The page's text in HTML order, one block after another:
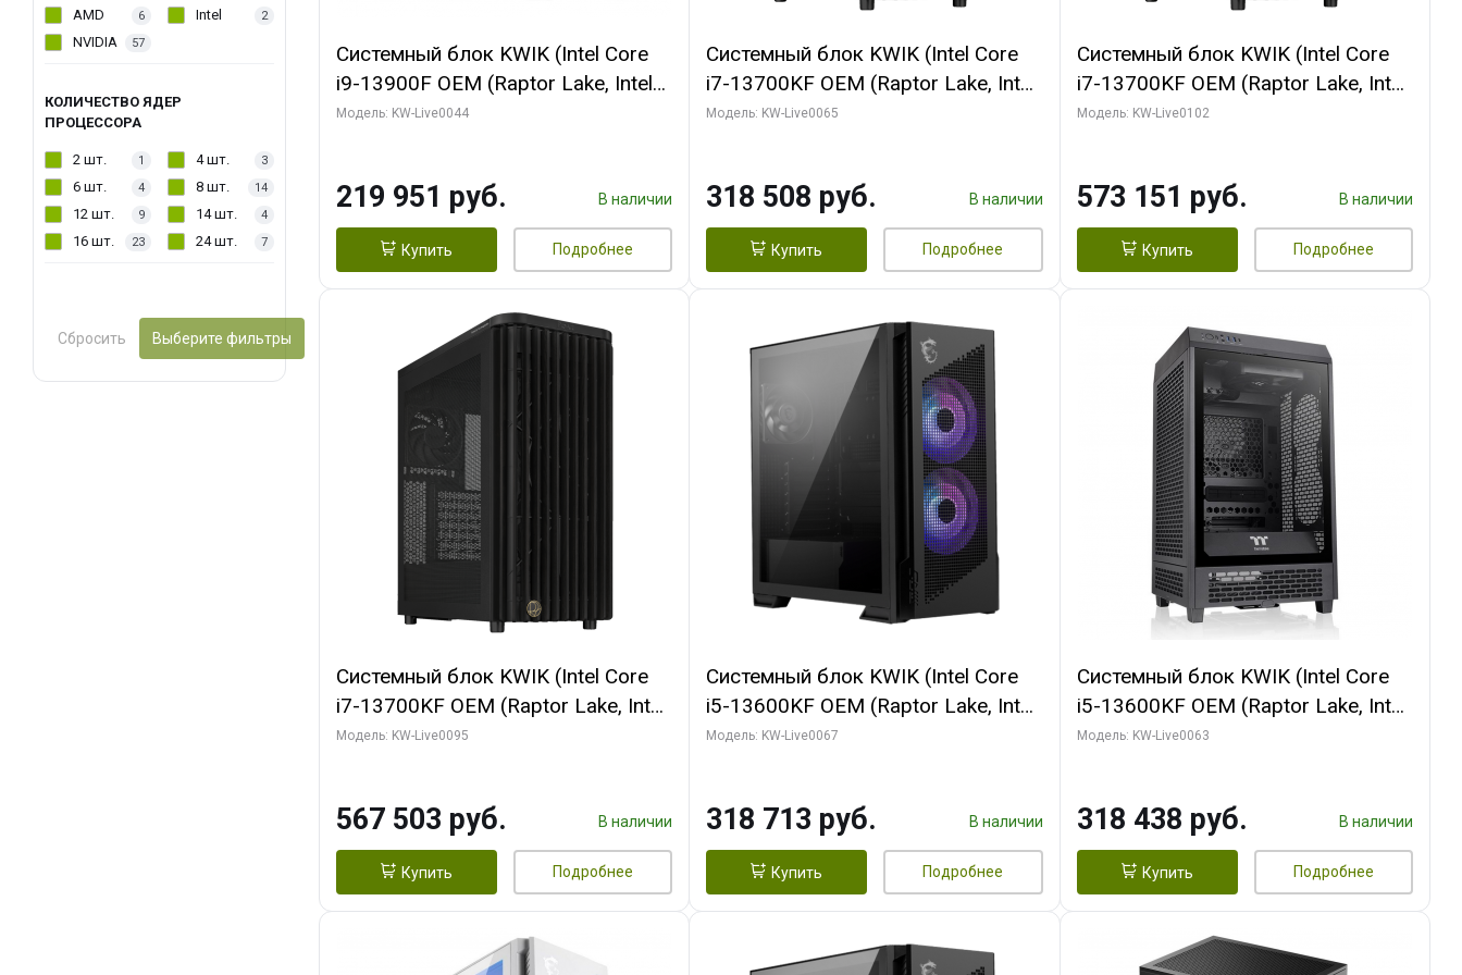
AMD 6 Intel 2
NVIDIA 57
КОЛИЧЕСТВО ЯДЕР
ПРОЦЕССОРА
2 шт. 1 4 шт. 3
6 шт. 4 8 шт. 14
12 шт. 9 14 шт. 4
16 шт. 23 24 шт. 7
Сбросить Выберите фильтры
Системный блок KWIK (Intel Core
i9-13900F OEM (Raptor Lake, Intel
7, Efficient-co/ 32 ГБ ОЗУ (2
HD/ 512 ГБ SSD)
Модель: KW-Live0044
219 951 руб. В наличии
Купить Подробнее
Системный блок KWIK (Intel Core
i7-13700KF OEM (Raptor Lake, Intel
7, C16 8EC/8PC/ 64 ГБ ОЗУ (2
2/ 1 ТБ SSD)
Модель: KW-Live0065
318 508 руб. В наличии
Купить Подробнее
Системный блок KWIK (Intel Core
i7-13700KF OEM (Raptor Lake, Intel
7, C16 8EC/8PC/ 32 ГБ ОЗУ (2
Turbo/ 960 ГБ SSD)
Модель: KW-Live0102
573 151 руб. В наличии
Купить Подробнее
Системный блок KWIK (Intel Core
i7-13700KF OEM (Raptor Lake, Intel
7, C16 8EC/8PC/ 32 ГБ ОЗУ (2
Turbo/ 512 ГБ SSD)
Модель: KW-Live0095
567 503 руб. В наличии
Купить Подробнее
Системный блок KWIK (Intel Core
i5-13600KF OEM (Raptor Lake, Intel
7, C14 8EC/6PC/ 64 ГБ ОЗУ/ Palit
SSD)
Модель: KW-Live0067
318 713 руб. В наличии
Купить Подробнее
Системный блок KWIK (Intel Core
i5-13600KF OEM (Raptor Lake, Intel
7, C14 8EC/6PC/ 64 ГБ ОЗУ/ MSI
SSD)
Модель: KW-Live0063
318 438 руб. В наличии
Купить Подробнее